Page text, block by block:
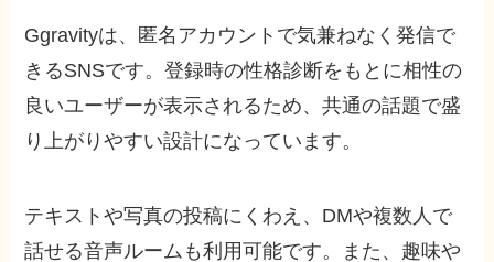
Ggravityは、匿名アカウントで気兼ねなく発信で
きるSNSです。登録時の性格診断をもとに相性の
良いユーザーが表示されるため、共通の話題で盛
り上がりやすい設計になっています。
テキストや写真の投稿にくわえ、DMや複数人で
話せる音声ルームも利用可能です。また、趣味や